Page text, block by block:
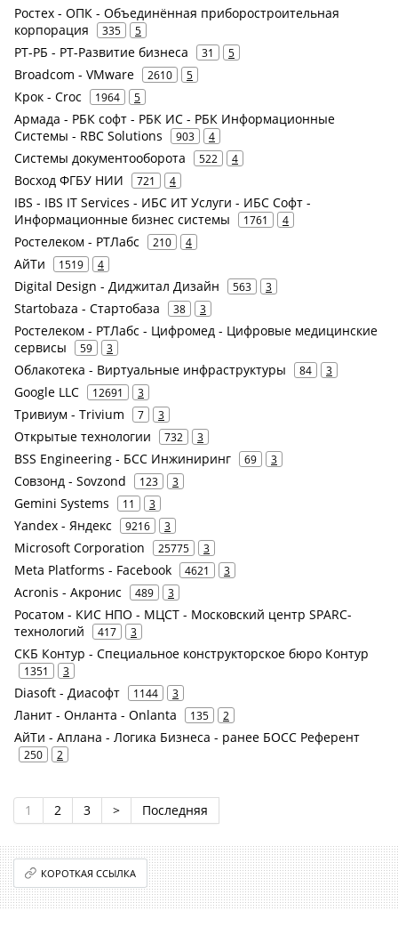
Ростех - ОПК - Объединённая приборостроительная
корпорация
335 5
РТ-РБ - РТ-Развитие бизнеса 31 5
Broadcom - VMware 2610 5
Крок - Croc 1964 5
Армада - РБК софт - РБК ИС - РБК Информационные
Системы - RBC Solutions
903 4
Системы документооборота 522 4
Восход ФГБУ НИИ 721 4
IBS - IBS IT Services - ИБС ИТ Услуги - ИБС Софт -
Информационные бизнес системы
1761 4
Ростелеком - РТЛабс 210 4
АйТи 1519 4
Digital Design - Диджитал Дизайн 563 3
Startobaza - Стартобаза 38 3
Ростелеком - РТЛабс - Цифромед - Цифровые медицинские
сервисы
59 3
Облакотека - Виртуальные инфраструктуры 84 3
Google LLC 12691 3
Тривиум - Trivium 7 3
Открытые технологии 732 3
BSS Engineering - БСС Инжиниринг 69 3
Совзонд - Sovzond 123 3
Gemini Systems 11 3
Yandex - Яндекс 9216 3
Microsoft Corporation 25775 3
Meta Platforms - Facebook 4621 3
Acronis - Акронис 489 3
Росатом - КИС НПО - МЦСТ - Московский центр SPARC-
технологий
417 3
СКБ Контур - Специальное конструкторское бюро Контур
1351 3
Diasoft - Диасофт 1144 3
Ланит - Онланта - Onlanta 135 2
АйТи - Аплана - Логика Бизнеса - ранее БОСС Референт
250 2
1 2 3 > Последняя
КОРОТКАЯ ССЫЛКА